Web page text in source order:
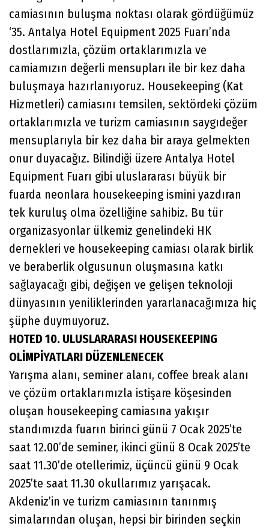
camiasının buluşma noktası olarak gördüğümüz
‘35. Antalya Hotel Equipment 2025 Fuarı’nda
dostlarımızla, çözüm ortaklarımızla ve
camiamızın değerli mensupları ile bir kez daha
buluşmaya hazırlanıyoruz. Housekeeping (Kat
Hizmetleri) camiasını temsilen, sektördeki çözüm
ortaklarımızla ve turizm camiasının saygıdeğer
mensuplarıyla bir kez daha bir araya gelmekten
onur duyacağız. Bilindiği üzere Antalya Hotel
Equipment Fuarı gibi uluslararası büyük bir
fuarda neonlara housekeeping ismini yazdıran
tek kuruluş olma özelliğine sahibiz. Bu tür
organizasyonlar ülkemiz genelindeki HK
dernekleri ve housekeeping camiası olarak birlik
ve beraberlik olgusunun oluşmasına katkı
sağlayacağı gibi, değişen ve gelişen teknoloji
dünyasının yeniliklerinden yararlanacağımıza hiç
şüphe duymuyoruz.
HOTED 10. ULUSLARARASI HOUSEKEEPING
OLİMPİYATLARI DÜZENLENECEK
Yarışma alanı, seminer alanı, coffee break alanı
ve çözüm ortaklarımızla istişare köşesinden
oluşan housekeeping camiasına yakışır
standımızda fuarın birinci günü 7 Ocak 2025’te
saat 12.00’de seminer, ikinci günü 8 Ocak 2025’te
saat 11.30’de otellerimiz, üçüncü günü 9 Ocak
2025’te saat 11.30 okullarımız yarışacak.
Akdeniz’in ve turizm camiasının tanınmış
simalarından oluşan, hepsi bir birinden seçkin